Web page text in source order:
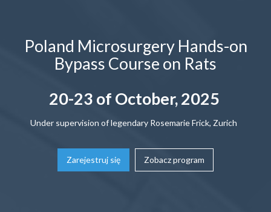
Poland Microsurgery Hands-on
Bypass Course on Rats
20-23 of October, 2025
Under supervision of legendary Rosemarie Frick, Zurich
Zarejestruj się Zobacz program